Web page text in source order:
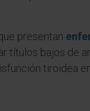
presentan
títulos bajos de
tiroidea